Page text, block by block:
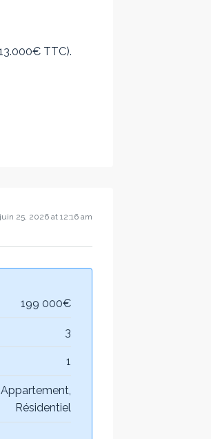
TTC).
25, 2026 at 12:16 am
199 000€
3
1
Appartement,
Résidentiel